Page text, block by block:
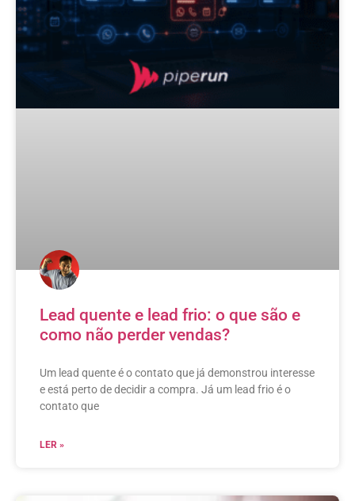
Lead quente e lead frio: o que são e
como não perder vendas?
Um lead quente é o contato que já demonstrou interesse
e está perto de decidir a compra. Já um lead frio é o
contato que
LER »